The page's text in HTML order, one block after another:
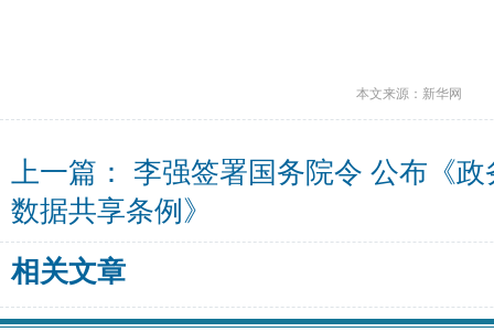
本文来源：新华网
上一篇： 李强签署国务院令 公布《政
数据共享条例》
相关文章